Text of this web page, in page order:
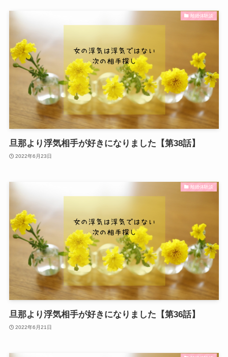
離婚体験談
旦那より浮気相手が好きになりました【第38話】
2022年6月23日
離婚体験談
旦那より浮気相手が好きになりました【第36話】
2022年6月21日